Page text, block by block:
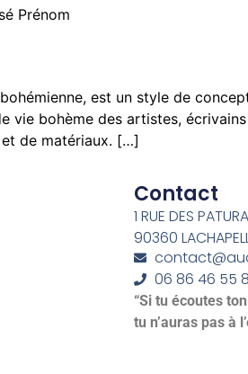
Prénom
est un style de
vie bohème des artistes,
de matériaux. […]
Contact
1 RUE DES
90360
06 86 46 55
“Si tu écoutes
tu n’auras pas à